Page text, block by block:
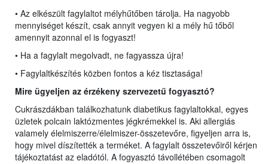
• Az elkészült fagylaltot mélyhűtőben tárolja. Ha nagyobb
mennyiséget készít, csak annyit vegyen ki a mély hű tőből
amennyit azonnal el is fogyaszt!
• Ha a fagylalt megolvadt, ne fagyassza újra!
• Fagylaltkészítés közben fontos a kéz tisztasága!
Mire ügyeljen az érzékeny szervezetű fogyasztó?
Cukrászdákban találkozhatunk diabetikus fagylaltokkal, egyes
üzletek polcain laktózmentes jégkrémekkel is. Aki allergiás
valamely élelmiszerre/élelmiszer-összetevőre, figyeljen arra is,
hogy mivel díszítették a terméket. A fagylalt összetevőiről kérjen
tájékoztatást az eladótól. A fogyasztó távollétében csomagolt